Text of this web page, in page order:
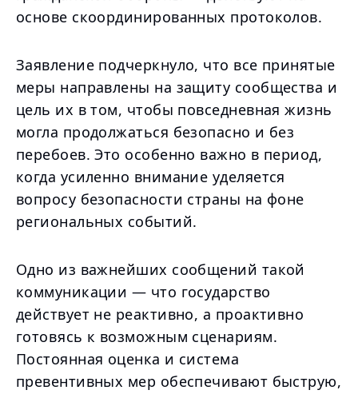
основе скоординированных протоколов.
Заявление подчеркнуло, что все принятые
меры направлены на защиту сообщества и
цель их в том, чтобы повседневная жизнь
могла продолжаться безопасно и без
перебоев. Это особенно важно в период,
когда усиленно внимание уделяется
вопросу безопасности страны на фоне
региональных событий.
Одно из важнейших сообщений такой
коммуникации — что государство
действует не реактивно, а проактивно
готовясь к возможным сценариям.
Постоянная оценка и система
превентивных мер обеспечивают быструю,